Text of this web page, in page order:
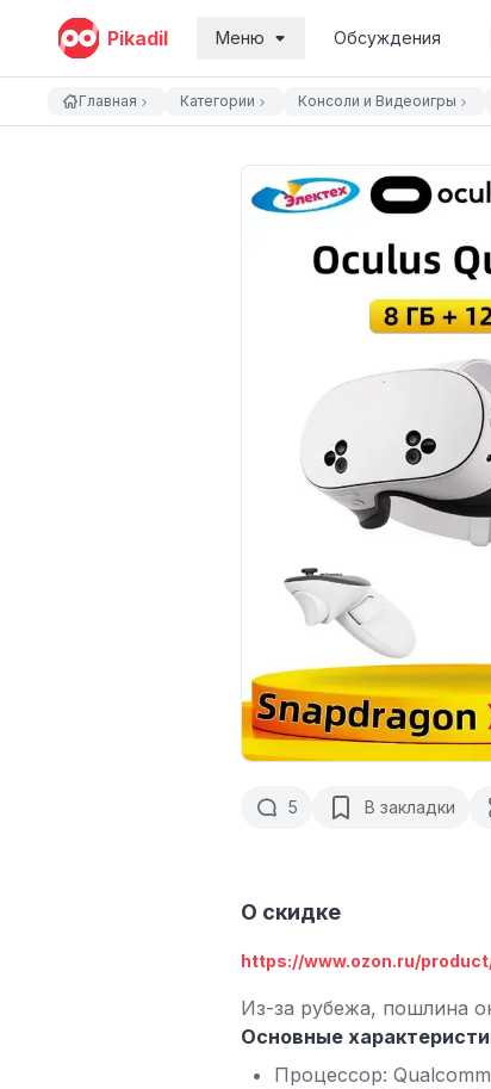
Pikadil Меню Обсуждения
Главная Категории Консоли и Видеоигры
5 В закладки
О скидке
https://www.ozon.ru/
Из-за рубежа, пошлина
Основные
Процессор: